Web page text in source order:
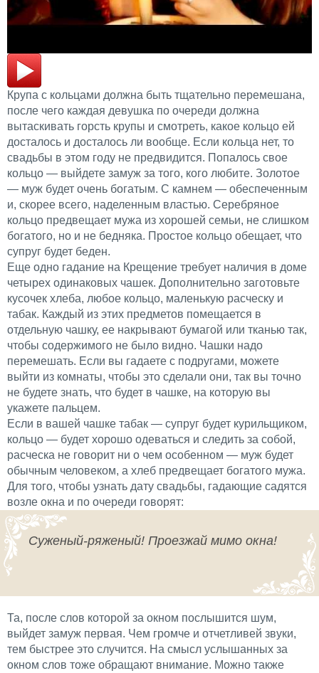
Крупа с кольцами должна быть тщательно перемешана,
после чего каждая девушка по очереди должна
вытаскивать горсть крупы и смотреть, какое кольцо ей
досталось и досталось ли вообще. Если кольца нет, то
свадьбы в этом году не предвидится. Попалось свое
кольцо — выйдете замуж за того, кого любите. Золотое
— муж будет очень богатым. С камнем — обеспеченным
и, скорее всего, наделенным властью. Серебряное
кольцо предвещает мужа из хорошей семьи, не слишком
богатого, но и не бедняка. Простое кольцо обещает, что
супруг будет беден.
Еще одно гадание на Крещение требует наличия в доме
четырех одинаковых чашек. Дополнительно заготовьте
кусочек хлеба, любое кольцо, маленькую расческу и
табак. Каждый из этих предметов помещается в
отдельную чашку, ее накрывают бумагой или тканью так,
чтобы содержимого не было видно. Чашки надо
перемешать. Если вы гадаете с подругами, можете
выйти из комнаты, чтобы это сделали они, так вы точно
не будете знать, что будет в чашке, на которую вы
укажете пальцем.
Если в вашей чашке табак — супруг будет курильщиком,
кольцо — будет хорошо одеваться и следить за собой,
расческа не говорит ни о чем особенном — муж будет
обычным человеком, а хлеб предвещает богатого мужа.
Для того, чтобы узнать дату свадьбы, гадающие садятся
возле окна и по очереди говорят:
Суженый-ряженый! Проезжай мимо окна!
Та, после слов которой за окном послышится шум,
выйдет замуж первая. Чем громче и отчетливей звуки,
тем быстрее это случится. На смысл услышанных за
окном слов тоже обращают внимание. Можно также